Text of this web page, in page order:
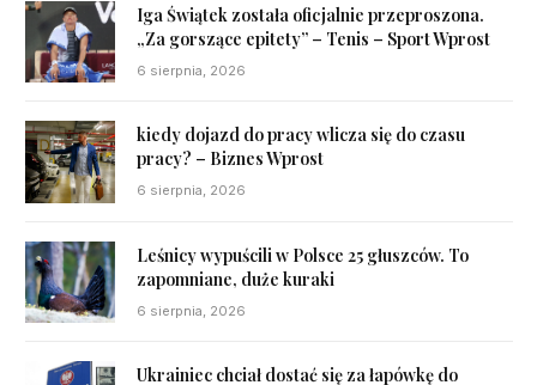
Iga Świątek została oficjalnie przeproszona.
„Za gorszące epitety” – Tenis – Sport Wprost
6 sierpnia, 2026
kiedy dojazd do pracy wlicza się do czasu
pracy? – Biznes Wprost
6 sierpnia, 2026
Leśnicy wypuścili w Polsce 25 głuszców. To
zapomniane, duże kuraki
6 sierpnia, 2026
Ukrainiec chciał dostać się za łapówkę do